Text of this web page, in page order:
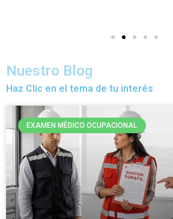
Nuestro Blog
Haz Clic en el tema de tu interés
EXAMEN MÉDICO OCUPACIONAL